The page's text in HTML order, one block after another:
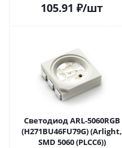
105.91 ₽/шт
Светодиод ARL-5060RGB
(H271BU46FU79G) (Arlight,
SMD 5060 (PLCC6))